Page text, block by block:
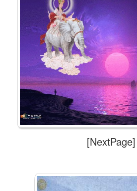
[NextPage]